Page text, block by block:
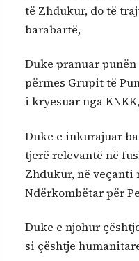
të Zhdukur, do të
barabartë,
Duke pranuar
përmes Grupit të
i kryesuar nga KNKK,
Duke e inkurajuar
tjerë relevantë në
Zhdukur, në veçanti
Ndërkombëtar për
Duke e njohur
si çështje